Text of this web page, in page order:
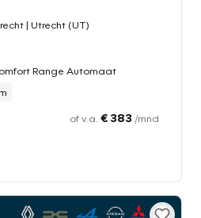
| Utrecht (UT)
Range Automaat
of v.a. € 383 /mnd